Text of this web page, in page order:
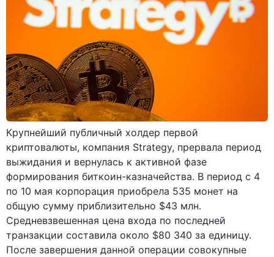
Крупнейший публичный холдер первой
криптовалюты, компания Strategy, прервала период
выжидания и вернулась к активной фазе
формирования биткоин-казначейства. В период с 4
по 10 мая корпорация приобрела 535 монет на
общую сумму приблизительно $43 млн.
Средневзвешенная цена входа по последней
транзакции составила около $80 340 за единицу.
После завершения данной операции совокупные